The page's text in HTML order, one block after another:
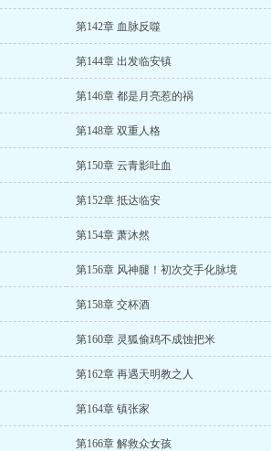
第142章 血脉反噬
第144章 出发临安镇
第146章 都是月亮惹的祸
第148章 双重人格
第150章 云青影吐血
第152章 抵达临安
第154章 萧沐然
第156章 风神腿！初次交手化脉境
第158章 交杯酒
第160章 灵狐偷鸡不成蚀把米
第162章 再遇天明教之人
第164章 镇张家
第166章 解救众女孩